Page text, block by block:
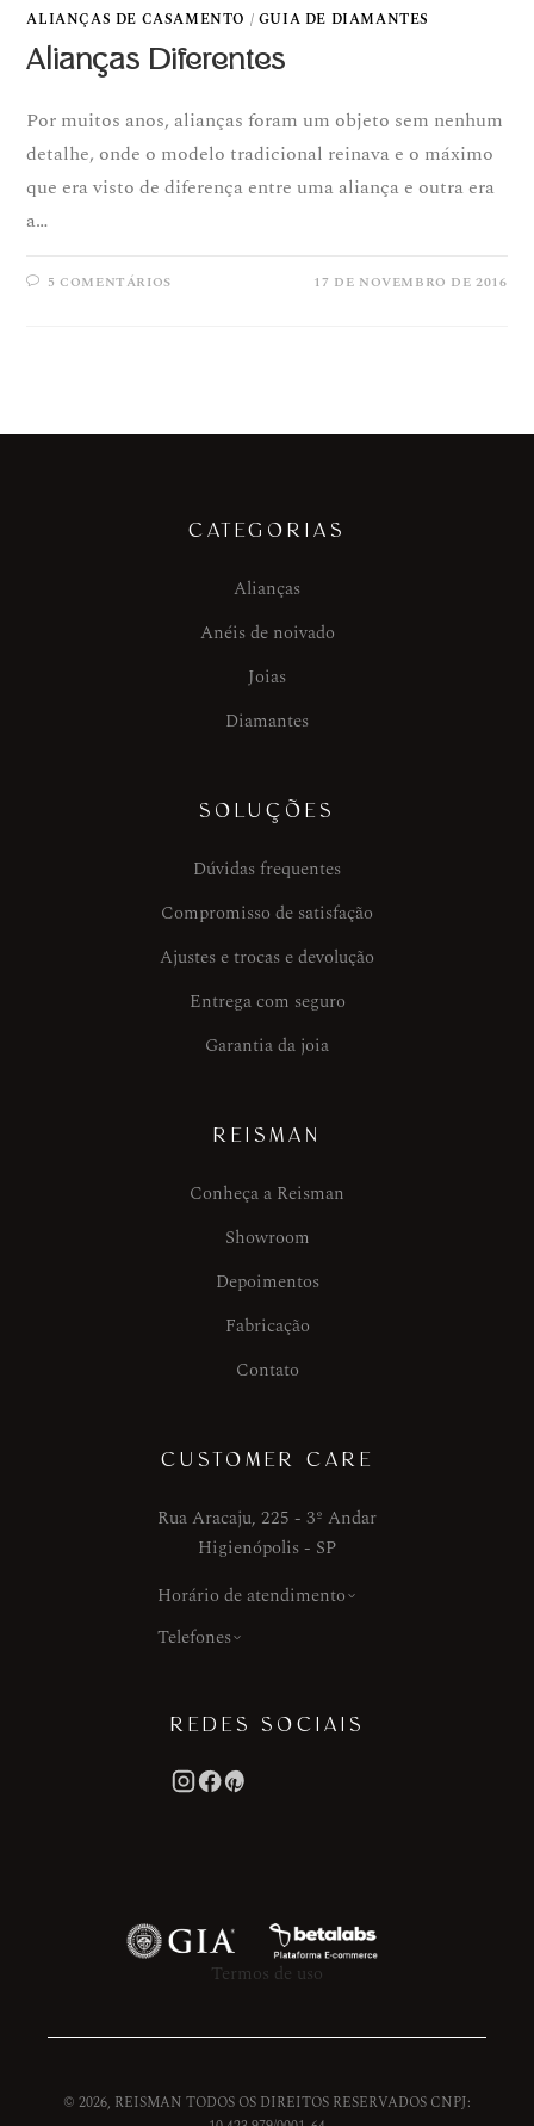
ALIANÇAS DE CASAMENTO / GUIA DE DIAMANTES
Alianças Diferentes
Por muitos anos, alianças foram um objeto sem nenhum
detalhe, onde o modelo tradicional reinava e o máximo
que era visto de diferença entre uma aliança e outra era
a…
5 COMENTÁRIOS 17 DE NOVEMBRO DE 2016
CATEGORIAS
Alianças
Anéis de noivado
Joias
Diamantes
SOLUÇÕES
Dúvidas frequentes
Compromisso de satisfação
Ajustes e trocas e devolução
Entrega com seguro
Garantia da joia
REISMAN
Conheça a Reisman
Showroom
Depoimentos
Fabricação
Contato
CUSTOMER CARE
Rua Aracaju, 225 - 3º Andar
Higienópolis - SP
Horário de atendimento
Telefones
REDES SOCIAIS
Termos de uso
© 2026, REISMAN TODOS OS DIREITOS RESERVADOS CNPJ: